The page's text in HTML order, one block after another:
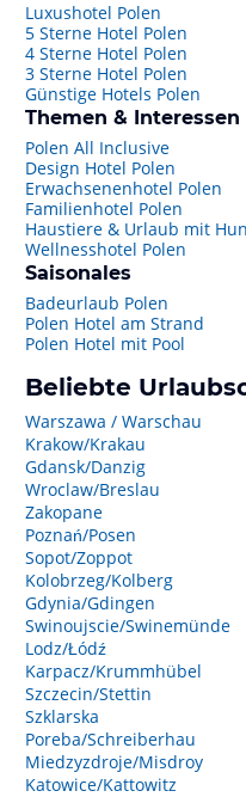
Luxushotel Polen
5 Sterne Hotel Polen
4 Sterne Hotel Polen
3 Sterne Hotel Polen
Günstige Hotels Polen
Themen & Interessen
Polen All Inclusive
Design Hotel Polen
Erwachsenenhotel Polen
Familienhotel Polen
Haustiere & Urlaub mit
Wellnesshotel Polen
Saisonales
Badeurlaub Polen
Polen Hotel am Strand
Polen Hotel mit Pool
Beliebte
Warszawa / Warschau
Krakow/Krakau
Gdansk/Danzig
Wroclaw/Breslau
Zakopane
Poznań/Posen
Sopot/Zoppot
Kolobrzeg/Kolberg
Gdynia/Gdingen
Swinoujscie/Swinemünde
Lodz/Łódź
Karpacz/Krummhübel
Szczecin/Stettin
Szklarska
Poreba/Schreiberhau
Miedzyzdroje/Misdroy
Katowice/Kattowitz